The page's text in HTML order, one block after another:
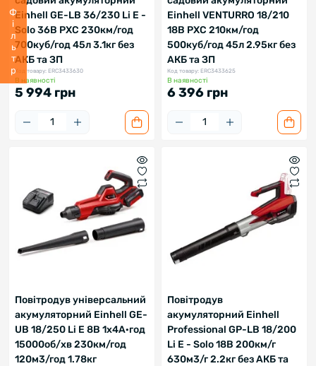
ФільтрEinhell GE-LB 36/230 Li E -
Solo 36В PXC 230км/год
700куб/год 45л 3.1кг без
АКБ та ЗП
Код товару: ERC3433630
В наявності
5 994 грн
Einhell VENTURRO 18/210
18В PXC 210км/год
500куб/год 45л 2.95кг без
АКБ та ЗП
Код товару: ERC3433625
В наявності
6 396 грн
Повітродув універсальний
акумуляторний Einhell GE-
UB 18/250 Li E 8В 1х4А·год
15000об/хв 230км/год
120м3/год 1.78кг
Повітродув
акумуляторний Einhell
Professional GP-LB 18/200
Li E - Solo 18В 200км/г
630м3/г 2.2кг без АКБ та